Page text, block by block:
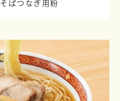
そばつなぎ用粉